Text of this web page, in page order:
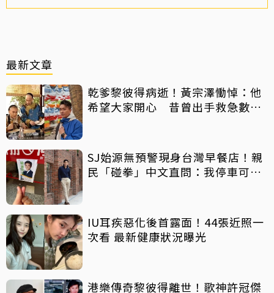
最新文章
乾爹黎彼得病逝！黃宗澤慟悼：他
希望大家開心 昔曾出手救急數十
SJ始源無預警現身台灣早餐店！親
民「碰拳」中文直問：我停車可以
IU耳疾惡化後首露面！44張近照一
次看 最新健康狀況曝光
港樂傳奇黎彼得離世！歌神許冠傑